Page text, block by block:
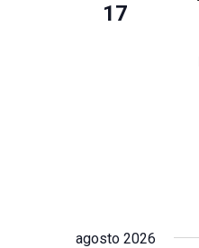
17
agosto 2026